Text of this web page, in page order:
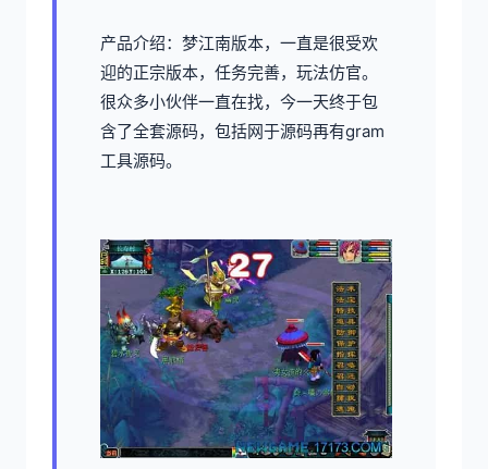
产品介绍：梦江南版本，一直是很受欢
迎的正宗版本，任务完善，玩法仿官。
很众多小伙伴一直在找，今一天终于包
含了全套源码，包括网于源码再有gram
工具源码。